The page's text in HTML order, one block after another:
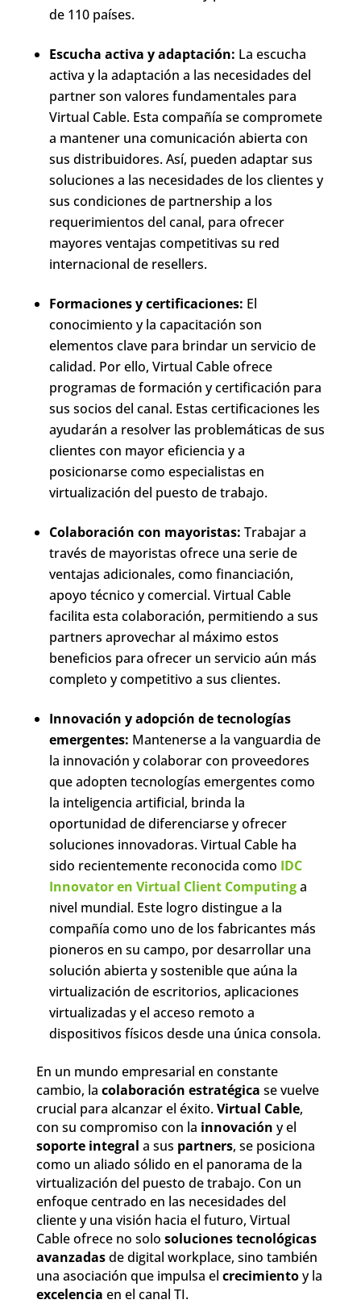
de 110 países.
Escucha activa y adaptación: La escucha
activa y la adaptación a las necesidades del
partner son valores fundamentales para
Virtual Cable. Esta compañía se compromete
a mantener una comunicación abierta con
sus distribuidores. Así, pueden adaptar sus
soluciones a las necesidades de los clientes y
sus condiciones de partnership a los
requerimientos del canal, para ofrecer
mayores ventajas competitivas su red
internacional de resellers.
Formaciones y certificaciones: El
conocimiento y la capacitación son
elementos clave para brindar un servicio de
calidad. Por ello, Virtual Cable ofrece
programas de formación y certificación para
sus socios del canal. Estas certificaciones les
ayudarán a resolver las problemáticas de sus
clientes con mayor eficiencia y a
posicionarse como especialistas en
virtualización del puesto de trabajo.
Colaboración con mayoristas: Trabajar a
través de mayoristas ofrece una serie de
ventajas adicionales, como financiación,
apoyo técnico y comercial. Virtual Cable
facilita esta colaboración, permitiendo a sus
partners aprovechar al máximo estos
beneficios para ofrecer un servicio aún más
completo y competitivo a sus clientes.
Innovación y adopción de tecnologías
emergentes: Mantenerse a la vanguardia de
la innovación y colaborar con proveedores
que adopten tecnologías emergentes como
la inteligencia artificial, brinda la
oportunidad de diferenciarse y ofrecer
soluciones innovadoras. Virtual Cable ha
sido recientemente reconocida como IDC
Innovator en Virtual Client Computinga
nivel mundial. Este logro distingue a la
compañía como uno de los fabricantes más
pioneros en su campo, por desarrollar una
solución abierta y sostenible que aúna la
virtualización de escritorios, aplicaciones
virtualizadas y el acceso remoto a
dispositivos físicos desde una única consola.
En un mundo empresarial en constante
cambio, la colaboración estratégica se vuelve
crucial para alcanzar el éxito.Virtual Cable,
con su compromiso con la innovación y el
soporte integral a sus partners, se posiciona
como un aliado sólido en el panorama de la
virtualización del puesto de trabajo. Con un
enfoque centrado en las necesidades del
cliente y una visión hacia el futuro, Virtual
Cable ofrece no solo soluciones tecnológicas
avanzadasde digital workplace, sino también
una asociación que impulsa el crecimientoy la
excelencia en el canal TI.